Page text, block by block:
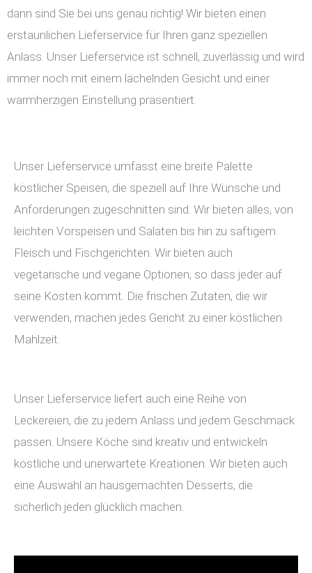
dann sind Sie bei uns genau richtig! Wir bieten einen
erstaunlichen Lieferservice für Ihren ganz speziellen
Anlass. Unser Lieferservice ist schnell, zuverlässig und wird
immer noch mit einem lächelnden Gesicht und einer
warmherzigen Einstellung präsentiert.
Unser Lieferservice umfasst eine breite Palette
köstlicher Speisen, die speziell auf Ihre Wünsche und
Anforderungen zugeschnitten sind. Wir bieten alles, von
leichten Vorspeisen und Salaten bis hin zu saftigem
Fleisch und Fischgerichten. Wir bieten auch
vegetarische und vegane Optionen, so dass jeder auf
seine Kosten kommt. Die frischen Zutaten, die wir
verwenden, machen jedes Gericht zu einer köstlichen
Mahlzeit.
Unser Lieferservice liefert auch eine Reihe von
Leckereien, die zu jedem Anlass und jedem Geschmack
passen. Unsere Köche sind kreativ und entwickeln
köstliche und unerwartete Kreationen. Wir bieten auch
eine Auswahl an hausgemachten Desserts, die
sicherlich jeden glücklich machen.